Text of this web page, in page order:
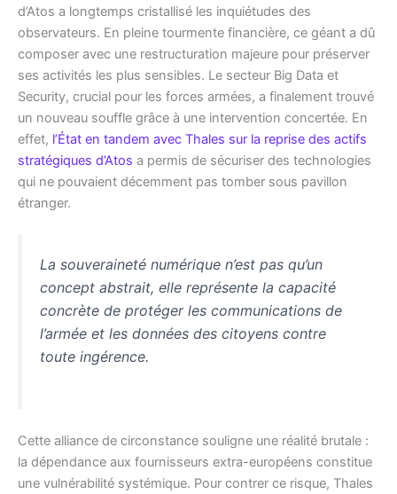
d’Atos a longtemps cristallisé les inquiétudes des
observateurs. En pleine tourmente financière, ce géant a dû
composer avec une restructuration majeure pour préserver
ses activités les plus sensibles. Le secteur Big Data et
Security, crucial pour les forces armées, a finalement trouvé
un nouveau souffle grâce à une intervention concertée. En
effet, l’État en tandem avec Thales sur la reprise des actifs
stratégiques d’Atos a permis de sécuriser des technologies
qui ne pouvaient décemment pas tomber sous pavillon
étranger.
La souveraineté numérique n’est pas qu’un
concept abstrait, elle représente la capacité
concrète de protéger les communications de
l’armée et les données des citoyens contre
toute ingérence.
Cette alliance de circonstance souligne une réalité brutale :
la dépendance aux fournisseurs extra-européens constitue
une vulnérabilité systémique. Pour contrer ce risque, Thales